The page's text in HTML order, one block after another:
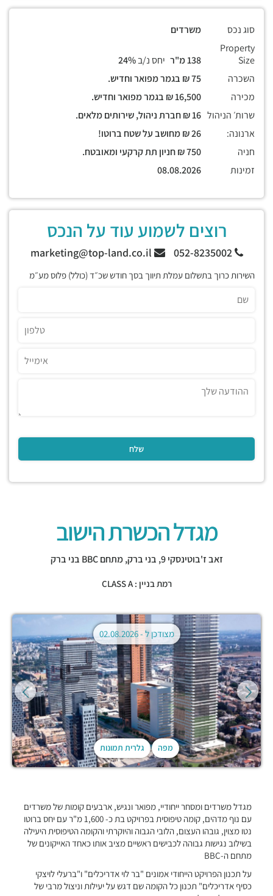
סוג נכס
משרדים
Property
Size
יחס נ/ב
השכרה
מכירה
שרות׳ הניהול
ארנונה:
חניה
זמינות
רוצים לשמוע עוד על הנכס
052-8235002
השירות כרוך בתשלום עמלת תיווך בסך חודש שכ״ד (כולל) פלוס מע״מ
מגדל הכשרת הישוב
זאב ז'בוטינסקי 9, בני ברק,מתחם BBC בני ברק
רמת בניין : CLASS A
מפה גלרית תמונות
מצודכן ל -02.08.2026
מגדל משרדים ומסחר ייחודיי, מפואר ונגיש, ארבעים קומות של משרדים
עם נוף מדהים, קומה טיפוסית בפרויקט בת כ- 1,600 מ"ר עם יחס ברוטו
נטו מצוין, גובהו העצום, הלובי הגבוה והיוקרתי והקומה הטיפוסית היעילה
בשילוב נגישות גבוהה לכבישים ראשיים מציב אותו כאחד האייקונים של
מתחם ה-BBC
על תכנון הפרויקט הייחודי אמונים "בר לוי אדריכלים" ו"ברעלי לויצקי
כסיף אדריכלים" תכנון כל הקומה שם דגש על יעילות וניצול מרבי של